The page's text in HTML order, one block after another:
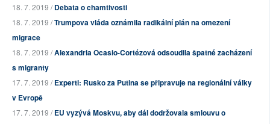
18. 7. 2019 /Debata o chamtivosti
18. 7. 2019 /Trumpova vláda oznámila radikální plán na omezení
migrace
18. 7. 2019 /Alexandria Ocasio-Cortézová odsoudila špatné zacházení
s migranty
17. 7. 2019 /Experti: Rusko za Putina se připravuje na regionální války
v Evropě
17. 7. 2019 /EU vyzývá Moskvu, aby dál dodržovala smlouvu o